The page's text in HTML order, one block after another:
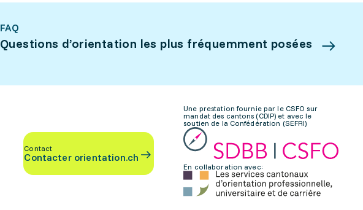
FAQ
Questions d’orientation les plus fréquemment posées
Contact
Contacter orientation.ch
Une prestation fournie par le CSFO sur
mandat des cantons (CDIP) et avec le
soutien de la Confédération (SEFRI)
En collaboration avec: